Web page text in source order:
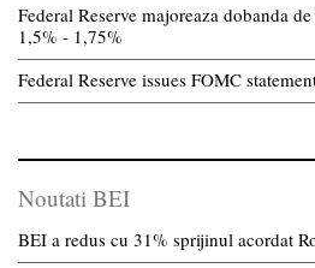
Federal Reserve majoreaza dobanda
1,5% - 1,75%
Federal Reserve issues FOMC
Noutati BEI
BEI a redus cu 31% sprijinul acordat